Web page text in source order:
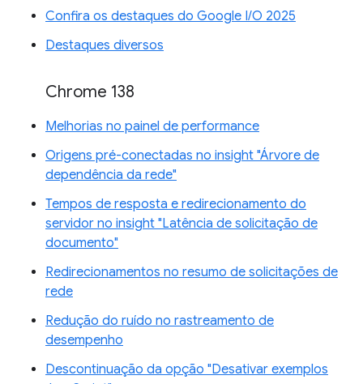
Confira os destaques do Google I/O 2025
Destaques diversos
Chrome 138
Melhorias no painel de performance
Origens pré-conectadas no insight "Árvore de
dependência da rede"
Tempos de resposta e redirecionamento do
servidor no insight "Latência de solicitação de
documento"
Redirecionamentos no resumo de solicitações de
rede
Redução do ruído no rastreamento de
desempenho
Descontinuação da opção "Desativar exemplos